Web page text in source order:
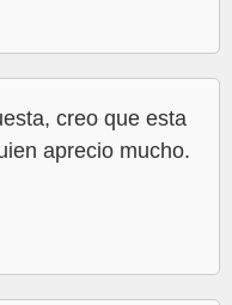
creo que esta
aprecio mucho.